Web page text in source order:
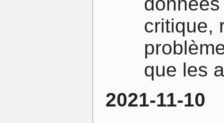
critique,
que les
2021-11-10